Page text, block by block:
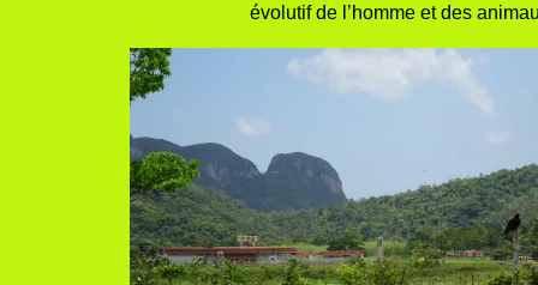
évolutif de l’homme et des